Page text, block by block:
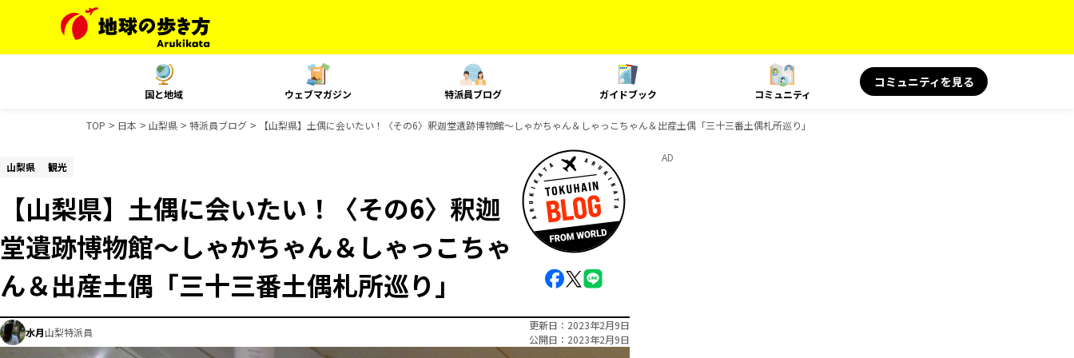
国と地域 ウェブマガジン 特派員ブログ ガイドブック コミュニティ
コミュニティを見る
TOP 日本 山梨県 特派員ブログ 【山梨県】土偶に会いたい！〈その6〉釈迦堂遺跡博物館～しゃかちゃん＆しゃっこちゃん＆出産土偶「三十三番土偶札所巡り」
山梨県 観光
【山梨県】土偶に会いたい！〈その6〉釈迦
堂遺跡博物館～しゃかちゃん＆しゃっこちゃ
ん＆出産土偶「三十三番土偶札所巡り」
水月山梨特派員
更新日
2023年2月9日
公開日
2023年2月9日
AD